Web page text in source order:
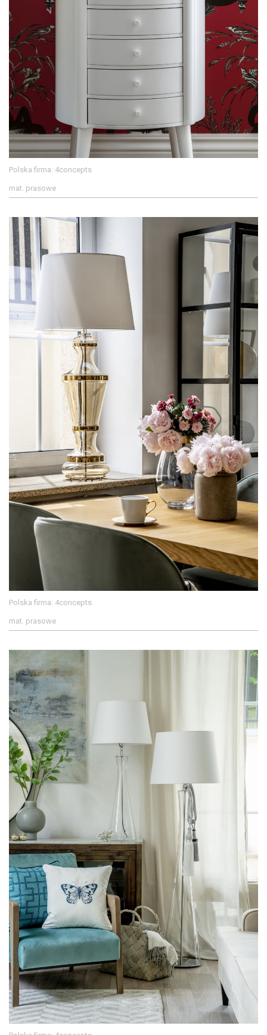
Polska firma: 4concepts
mat. prasowe
Polska firma: 4concepts
mat. prasowe